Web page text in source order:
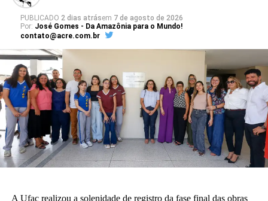
PUBLICADO 2 dias atrásem 7 de agosto de 2026
Por: José Gomes - Da Amazônia para o Mundo!
contato@acre.com.br
A Ufac realizou a solenidade de registro da fase final das obras